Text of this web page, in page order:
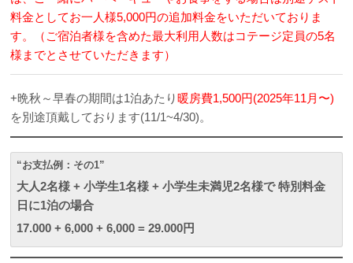
料金としてお一人様5,000円の追加料金をいただいておりま
す。（ご宿泊者様を含めた最大利用人数はコテージ定員の5名
様までとさせていただきます）
+晩秋～早春の期間は1泊あたり暖房費1,500円(2025年11月〜)
を別途頂戴しております(11/1~4/30)。
“お支払例：その1”
大人2名様 + 小学生1名様 + 小学生未満児2名様で 特別料金
日に1泊の場合
17.000 + 6,000 + 6,000 = 29.000円